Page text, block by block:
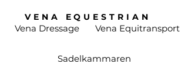
VENA EQUESTRIAN
Vena Dressage
Vena Equitransport
Sadelkammaren